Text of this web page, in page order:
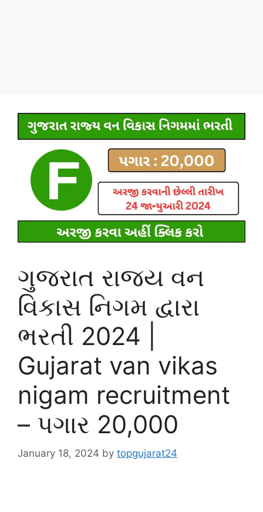
ગુજરાત રાજ્ય વન
વિકાસ નિગમ દ્વારા
ભરતી 2024 |
Gujarat van vikas
nigam recruitment
– પગાર 20,000
January 18, 2024 by topgujarat24